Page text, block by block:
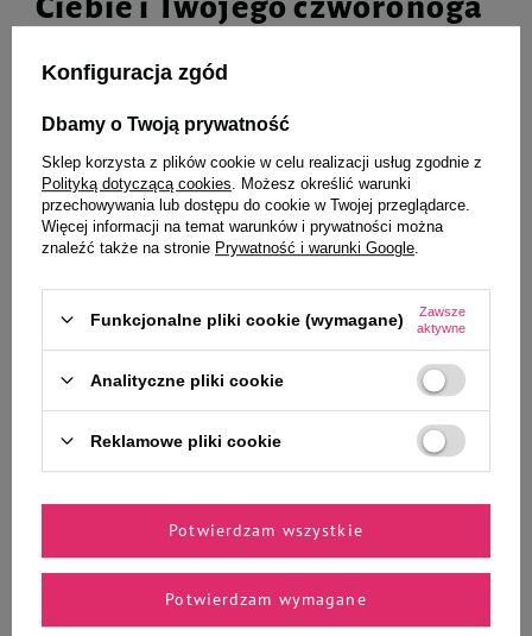
Ciebie i Twojego czworonoga
Karma mokra dla kota Luger's
Daily Pleasures mix 12 x 185 g
61,97 zł
Najniższa cena produktu w okresie
30 dni przed wprowadzeniem
obniżki:61,97 zł
27,91 zł / kg
- +
Do koszyka
Karma mokra dla kotów Super
z królika zestaw 12 x 185 g
-
Do koszyka
Zaufane i polecane przez
naszych ekspertów
Konfiguracja zgód
Dbamy o Twoją prywatność
Sklep korzysta z plików cookie w celu realizacji usług zgodnie z
Polityką dotyczącą cookies . Możesz określić warunki
przechowywania lub dostępu do cookie w Twojej przeglądarce.
Więcej informacji na temat warunków i prywatności można
znaleźć także na stronie Prywatność i warunki Google
Funkcjonalne pliki cookie (wymagane)
Zawsze
aktywne
Analityczne pliki cookie
Reklamowe pliki cookie
Potwierdzam wymagane
Potwierdzam wszystkie